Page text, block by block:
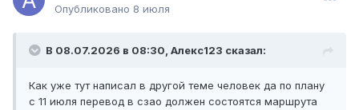
Опубликовано 8 июля
В 08.07.2026 в 08:30, Алекс123 сказал:
Как уже тут написал в другой теме человек да по плану
с 11 июля перевод в сзао должен состоятся маршрута